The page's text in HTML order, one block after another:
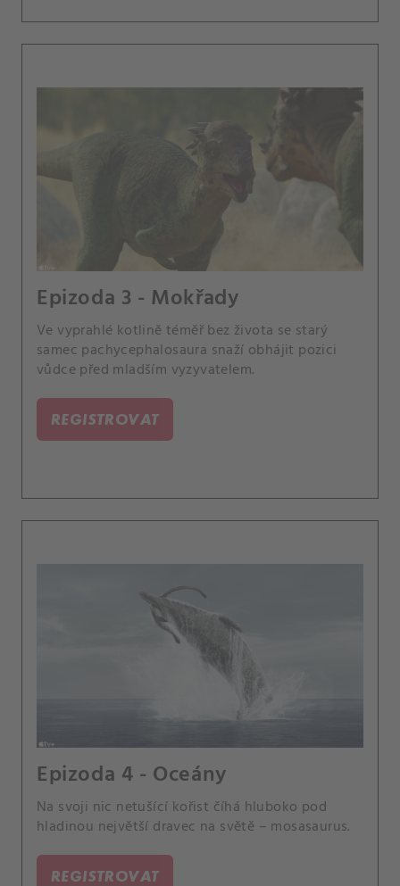
Epizoda 3 - Mokřady
Ve vyprahlé kotlině téměř bez života se starý
samec pachycephalosaura snaží obhájit pozici
vůdce před mladším vyzyvatelem.
REGISTROVAT
Epizoda 4 - Oceány
Na svoji nic netušící kořist číhá hluboko pod
hladinou největší dravec na světě – mosasaurus.
REGISTROVAT